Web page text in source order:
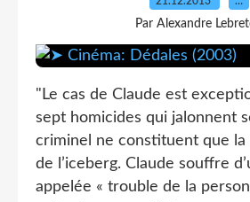
Par Alexandre
"Le cas de Claude est
sept homicides qui jalonnent
criminel ne constituent que
de l’iceberg. Claude souffre
appelée « trouble de la